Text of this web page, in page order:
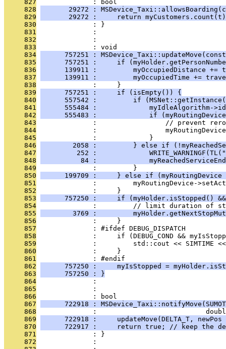
     827
              : bool
     828
29272 :
     829
29272 :     return
     830
              : }
     831
              :
     832
              :
     833
              : void
     834
757251 :
     835
757251 :     if
     836
139911 :         myOccupiedDistance +=
     837
139911 :         myOccupiedTime +=
     838
              :     }
     839
      757251 :     if (isEmpty()) {
     840
557542 :         if
     841
555484 :             myIdleAlgorithm-
     842
555483 :             if
     843
:                 // prevent
     844
:
     845
              :             }
     846
2058 :         } else if
     847
252 :
     848
84 :
     849
              :         }
     850
199709 :     } else if (myRoutingDevice
     851
:         myRoutingDevice-
     852
              :     }
     853
757250 :     if (myHolder.isStopped()
     854
:         // limit duration of
     855
3769 :
     856
              :     }
     857
              : #ifdef DEBUG_DISPATCH
     858
:     if (DEBUG_COND &&
     859
:         std::cout << SIMTIME
     860
              :     }
     861
              : #endif
     862
757250 :     myIsStopped =
     863
      757250 : }
     864
              :
     865
              :
     866
              : bool
     867
722918 :
     868
:
     869
722918 :     updateMove(DELTA_T, newPos
     870
722917 :     return true; // keep the
     871
              : }
     872
              :